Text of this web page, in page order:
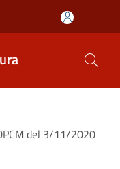
del 3/11/2020